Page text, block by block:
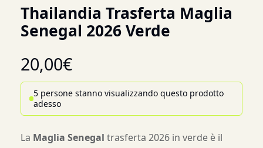
Thailandia Trasferta Maglia
Senegal 2026 Verde
20,00€
5 persone stanno visualizzando questo prodotto
adesso
La Maglia Senegal trasferta 2026 in verde è il